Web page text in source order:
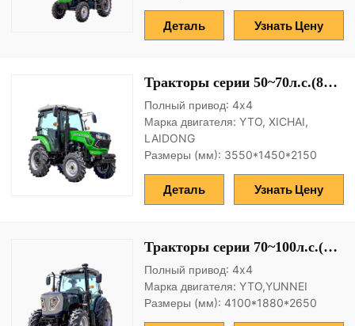
Узнать Цену
Деталь
Тракторы серии 50~70л.с.(8F+8R)
Полный привод: 4x4
Марка двигателя: YTO, XICHAI,
LAIDONG
Размеры (мм): 3550*1450*2150
Узнать Цену
Деталь
Тракторы серии 70~100л.с.(12F+12R)
Полный привод: 4x4
Марка двигателя: YTO,YUNNEI
Размеры (мм): 4100*1880*2650